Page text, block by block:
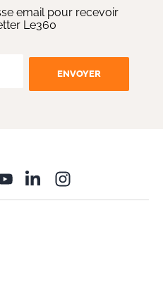
email pour recevoir
Le360
ENVOYER